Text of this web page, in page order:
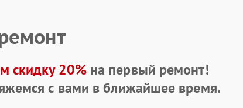
скидку 20%на первый ремонт!
с вами в ближайшее время.